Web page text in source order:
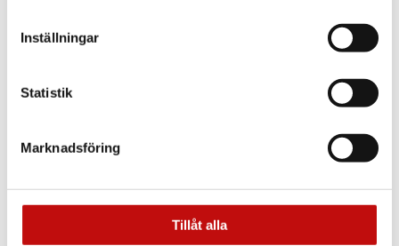
Inställningar
Statistik
Marknadsföring
Tillåt alla